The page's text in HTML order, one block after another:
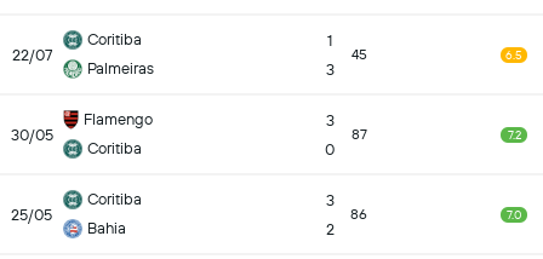
22/07
Coritiba
Palmeiras
1
3
45 6.5
30/05
Flamengo
Coritiba
3
0
87 7.2
25/05
Coritiba
Bahia
3
2
86 7.0